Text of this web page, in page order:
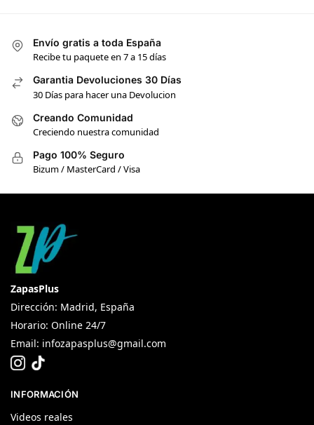
Envío gratis a toda España
Recibe tu paquete en 7 a 15 días
Garantia Devoluciones 30 Días
30 Días para hacer una Devolucion
Creando Comunidad
Creciendo nuestra comunidad
Pago 100% Seguro
Bizum / MasterCard / Visa
ZapasPlus
Dirección: Madrid, España
Horario: Online 24/7
Email: infozapasplus@gmail.com
INFORMACIÓN
Videos reales